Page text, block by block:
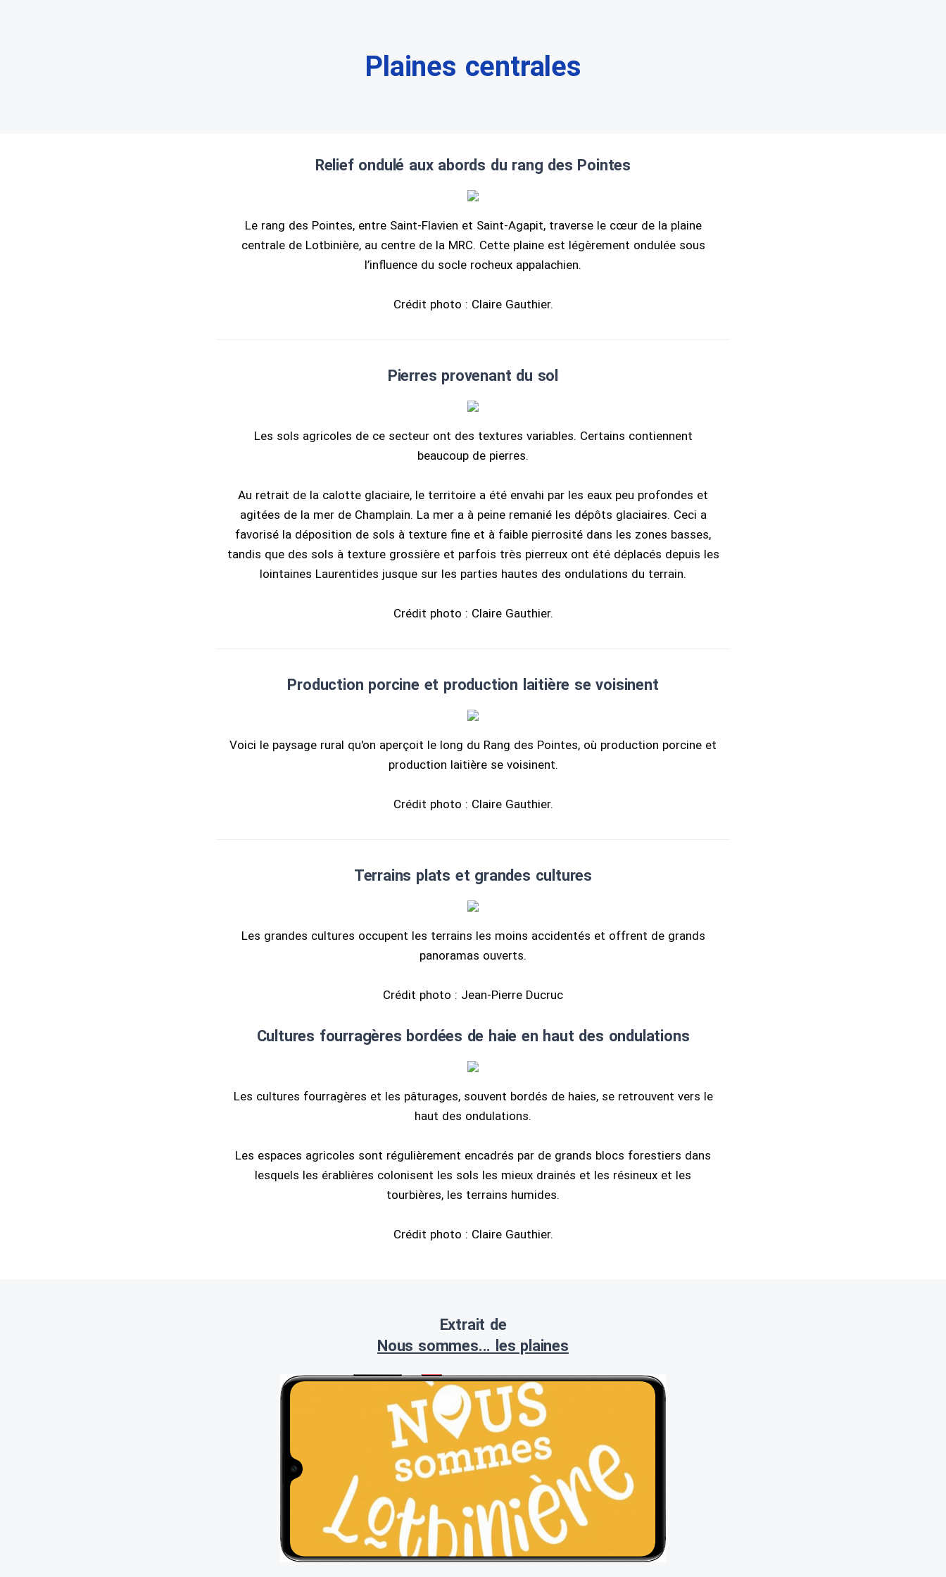
Plaines centrales
​​​​Relief ondulé aux abords du rang des Pointes
Le rang des Pointes, entre Saint-Flavien et Saint-Agapit, traverse le cœur de la plaine
centrale de Lotbinière, au centre de la MRC. Cette plaine est légèrement ondulée sous
l’influence du socle rocheux appalachien.
Crédit photo : Claire Gauthier.
Pierres provenant du sol
Les sols agricoles de ce secteur ont des textures variables. Certains contiennent
beaucoup de pierres.
Au retrait de la calotte glaciaire, le territoire a été envahi par les eaux peu profondes et
agitées de la mer de Champlain. La mer a à peine remanié les dépôts glaciaires. Ceci a
favorisé la déposition de sols à texture fine et à faible pierrosité dans les zones basses,
tandis que des sols à texture grossière et parfois très pierreux ont été déplacés depuis les
lointaines Laurentides jusque sur les parties hautes des ondulations du terrain.
Crédit photo : Claire Gauthier.
Production porcine et production laitière se voisinent
Voici le paysage rural qu'on aperçoit le long du Rang des Pointes, où production porcine et
production laitière se voisinent.
Crédit photo : Claire Gauthier.
Terrains plats et grandes cultures
Les grandes cultures occupent les terrains les moins accidentés et offrent de grands
panoramas ouverts.
Crédit photo : Jean-Pierre Ducruc
Cultures fourragères bordées de haie en haut des ondulations
Les cultures fourragères et les pâturages, souvent bordés de haies, se retrouvent vers le
haut des ondulations.
Les espaces agricoles sont régulièrement encadrés par de grands blocs forestiers dans
lesquels les érablières colonisent les sols les mieux drainés et les résineux et les
tourbières, les terrains humides.
Crédit photo : Claire Gauthier.
Extrait de
Nous sommes... les plaines